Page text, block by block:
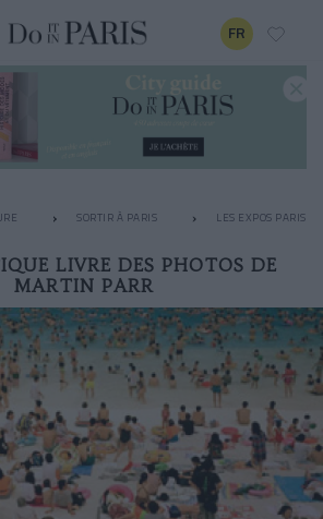
FR
SORTIR À PARIS LES EXPOS
LIVRE DES PHOTOS DE
MARTIN PARR